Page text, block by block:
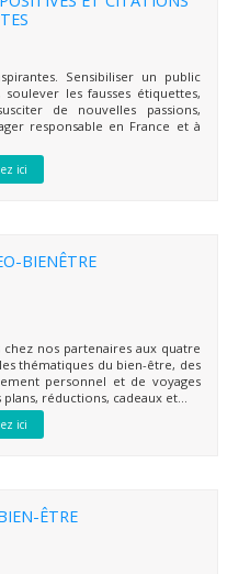
Sensibiliser un public
les fausses étiquettes,
de nouvelles passions,
responsable en France et à
ici
BIENÊTRE
chez nos partenaires aux quatre
thématiques du bien-être, des
personnel et de voyages
réductions, cadeaux et...
ici
ÊTRE